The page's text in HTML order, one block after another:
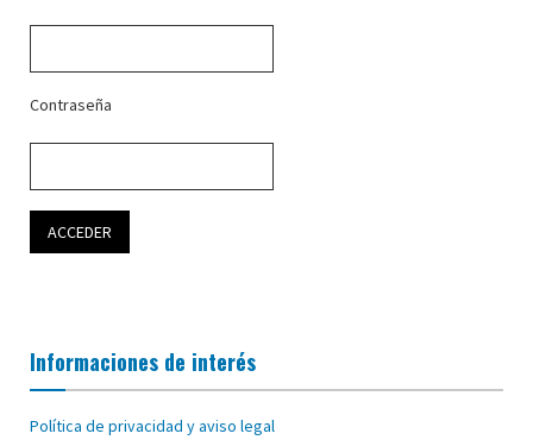
Contraseña
Informaciones de interés
Política de privacidad y aviso legal